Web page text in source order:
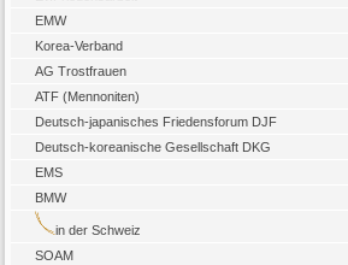
EMW
Korea-Verband
AG Trostfrauen
ATF (Mennoniten)
Deutsch-japanisches Friedensforum DJF
Deutsch-koreanische Gesellschaft DKG
EMS
BMW
in der Schweiz
SOAM